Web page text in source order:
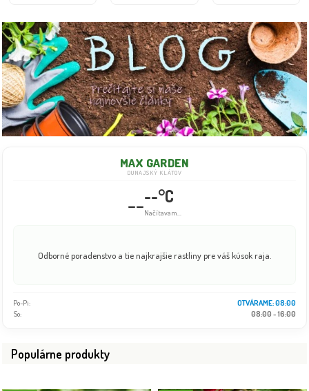
MAX GARDEN
DUNAJSKÝ KLÁTOV
--°C
Info dočasne nedostupné
Odborné poradenstvo a tie najkrajšie rastliny pre váš kúsok raja.
Po-Pi:
08:00 - 18:00
So:
08:00 - 16:00
Populárne produkty